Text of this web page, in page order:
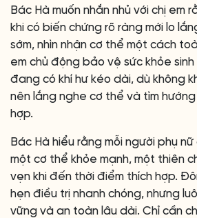
Bác Hà muốn nhắn nhủ với chị em
khi có biến chứng rõ ràng mới lo
sớm, nhìn nhận cơ thể một cách
em chủ động bảo vệ sức khỏe sinh
đang có khí hư kéo dài, dù không
nên lắng nghe cơ thể và tìm
hợp.
Bác Hà hiểu rằng mỗi người phụ
một cơ thể khỏe mạnh, một thiên
vẹn khi đến thời điểm thích hợp.
hẹn điều trị nhanh chóng, nhưng
vững và an toàn lâu dài. Chỉ cần